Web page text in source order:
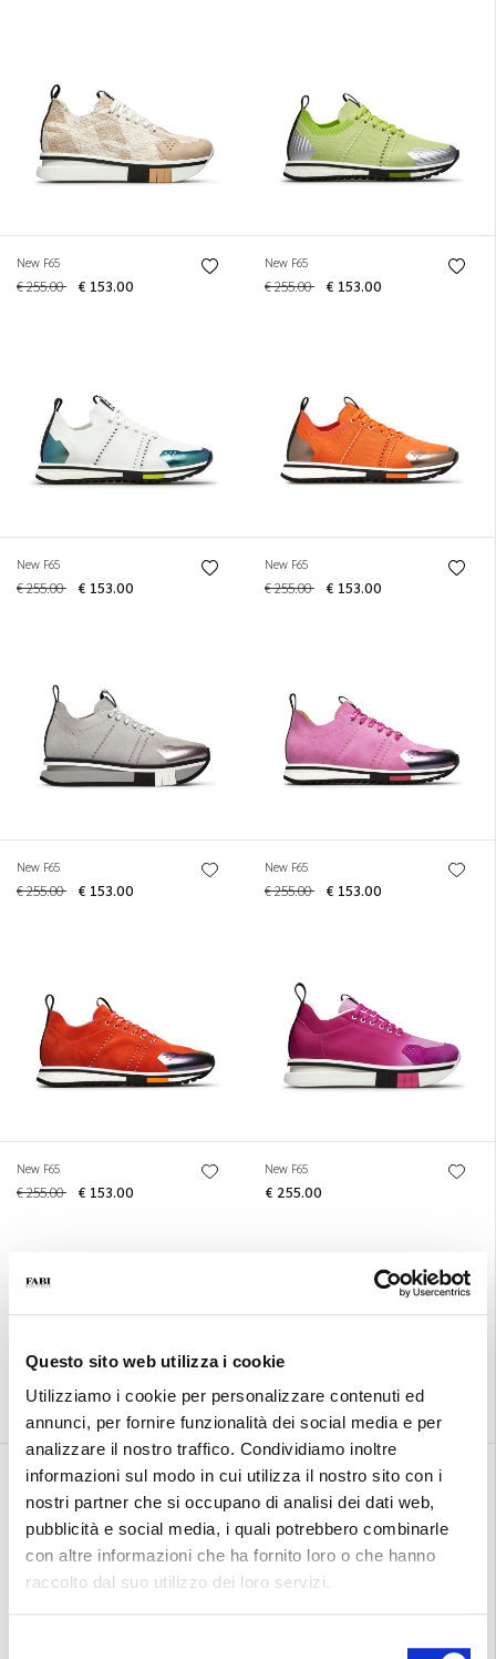
Questo sito web utilizza i cookie
Utilizziamo i cookie per personalizzare contenuti ed
annunci, per fornire funzionalità dei social media e per
analizzare il nostro traffico. Condividiamo inoltre
informazioni sul modo in cui utilizza il nostro sito con i
nostri partner che si occupano di analisi dei dati web,
pubblicità e social media, i quali potrebbero combinarle
con altre informazioni che ha fornito loro o che hanno
raccolto dal suo utilizzo dei loro servizi.
New F65
€ 255.00 € 153.00
New F65
€ 255.00 € 153.00
New F65
€ 255.00 € 153.00
New F65
€ 255.00 € 153.00
New F65
€ 255.00 € 153.00
New F65
€ 255.00 € 153.00
New F65
€ 255.00 € 153.00
New F65
€ 255.00
New F65
€ 255.00
New F65
€ 255.00